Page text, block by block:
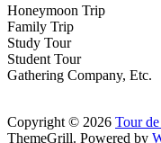
Honeymoon Trip
Family Trip
Study Tour
Student Tour
Gathering Company, Etc.
Copyright © 2026 Tour
ThemeGrill. Powered by